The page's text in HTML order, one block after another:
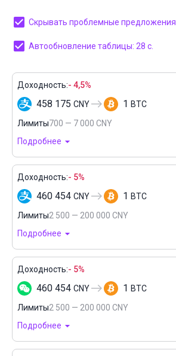
Скрывать проблемные предложения
Автообновление таблицы: 27 с.
Доходность:- 4,5%
458 175 CNY 1 BTC
Лимиты700 — 7 000 CNY
Подробнее
Доходность:- 5%
460 454 CNY 1 BTC
Лимиты2 500 — 200 000 CNY
Подробнее
Доходность:- 5%
460 454 CNY 1 BTC
Лимиты2 500 — 200 000 CNY
Подробнее